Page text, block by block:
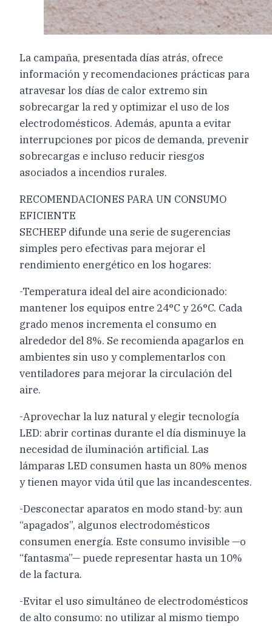
La campaña, presentada días atrás, ofrece
información y recomendaciones prácticas para
atravesar los días de calor extremo sin
sobrecargar la red y optimizar el uso de los
electrodomésticos. Además, apunta a evitar
interrupciones por picos de demanda, prevenir
sobrecargas e incluso reducir riesgos
asociados a incendios rurales.
RECOMENDACIONES PARA UN CONSUMO
EFICIENTE
SECHEEP difunde una serie de sugerencias
simples pero efectivas para mejorar el
rendimiento energético en los hogares:
-Temperatura ideal del aire acondicionado:
mantener los equipos entre 24°C y 26°C. Cada
grado menos incrementa el consumo en
alrededor del 8%. Se recomienda apagarlos en
ambientes sin uso y complementarlos con
ventiladores para mejorar la circulación del
aire.
-Aprovechar la luz natural y elegir tecnología
LED: abrir cortinas durante el día disminuye la
necesidad de iluminación artificial. Las
lámparas LED consumen hasta un 80% menos
y tienen mayor vida útil que las incandescentes.
-Desconectar aparatos en modo stand-by: aun
“apagados”, algunos electrodomésticos
consumen energía. Este consumo invisible —o
“fantasma”— puede representar hasta un 10%
de la factura.
-Evitar el uso simultáneo de electrodomésticos
de alto consumo: no utilizar al mismo tiempo